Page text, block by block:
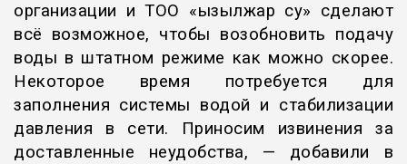
организации и ТОО «Қызылжар су» сделают
всё возможное, чтобы возобновить подачу
воды в штатном режиме как можно скорее.
Некоторое время потребуется для
заполнения системы водой и стабилизации
давления в сети. Приносим извинения за
доставленные неудобства, — добавили в